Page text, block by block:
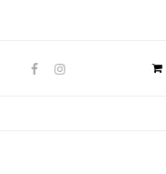
NAV